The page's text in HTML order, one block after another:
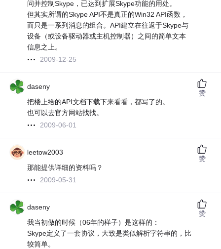
问并控制Skype，已达到扩展Skype功能的用处。
但其实所谓的Skype API不是真正的Win32 API函数，
而只是一系列消息的组合。API建立在往返于Skype与
设备（或设备驱动器或主机控制器）之间的简单文本
信息之上。
2009-12-25
daseny
把楼上给的API文档下载下来看看，都写了的。
也可以去官方网站找找。
2009-06-01
赞
leetow2003
那能提供详细的资料吗？
2009-05-31
赞
daseny
我当初做的时候（06年的样子）是这样的：
Skype定义了一套协议，大致是类似解析字符串的，比
较简单。
赞